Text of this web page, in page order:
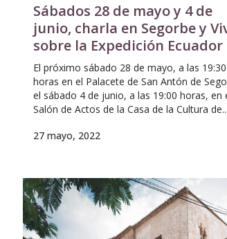
Sábados 28 de mayo y 4 de
junio, charla en Segorbe y
sobre la Expedición Ecuador
El próximo sábado 28 de mayo, a las 19:30
horas en el Palacete de San Antón de
el sábado 4 de junio, a las 19:00 horas, en
Salón de Actos de la Casa de la Cultura de...
27 mayo, 2022